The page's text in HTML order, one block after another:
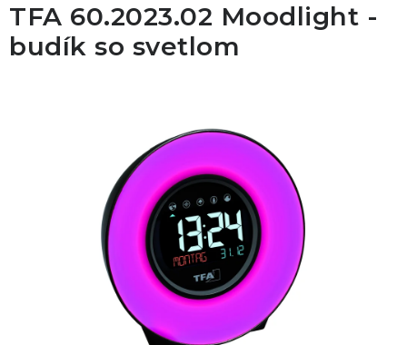
ZÁZNAMNÍKY
TFA 60.2023.02 Moodlight -
budík so svetlom